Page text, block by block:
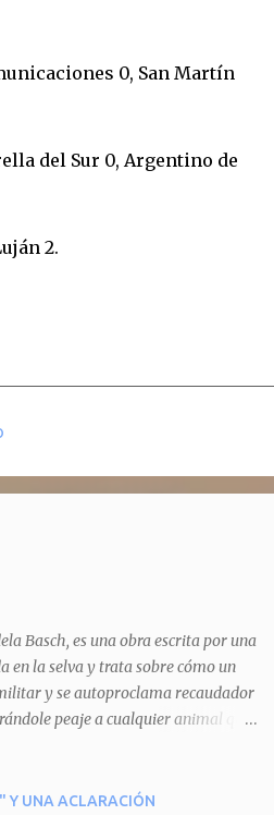
0, San Martín
del Sur 0, Argentino de
2.
Basch, es una obra escrita por una
en la selva y trata sobre cómo un
y se autoproclama recaudador
peaje a cualquier animal que
pasa con Tatú, el armadillo.
Y UNA ACLARACIÓN